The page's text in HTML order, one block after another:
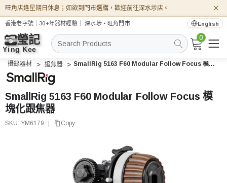
旺角店逢星期日休息；如欲到門市選購，歡迎前往深水埗店。 ×
香港老字號｜30+年器材經驗｜深水埗・旺角門市 English
搜
索
0
攝錄器材 追焦器 SmallRig 5163 F60 Modular Follow Focus 模塊化跟焦器
SmallRig 5163 F60 Modular Follow Focus 模
塊化跟焦器
SKU: YM6179 Copy